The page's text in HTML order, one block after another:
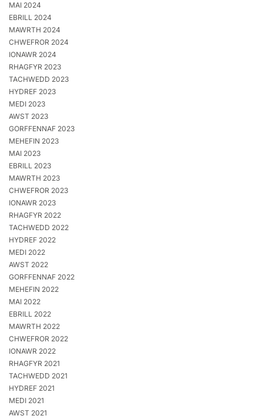
MAI 2024
EBRILL 2024
MAWRTH 2024
CHWEFROR 2024
IONAWR 2024
RHAGFYR 2023
TACHWEDD 2023
HYDREF 2023
MEDI 2023
AWST 2023
GORFFENNAF 2023
MEHEFIN 2023
MAI 2023
EBRILL 2023
MAWRTH 2023
CHWEFROR 2023
IONAWR 2023
RHAGFYR 2022
TACHWEDD 2022
HYDREF 2022
MEDI 2022
AWST 2022
GORFFENNAF 2022
MEHEFIN 2022
MAI 2022
EBRILL 2022
MAWRTH 2022
CHWEFROR 2022
IONAWR 2022
RHAGFYR 2021
TACHWEDD 2021
HYDREF 2021
MEDI 2021
AWST 2021